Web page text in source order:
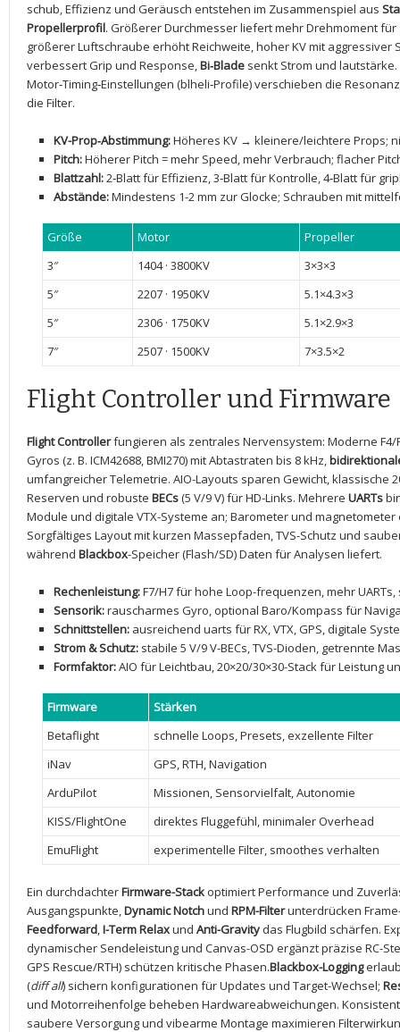
schub, Effizienz und Geräusch entstehen im ⁢Zusammenspiel aus
Propellerprofil. ⁤Größerer Durchmesser liefert mehr Drehmoment
größerer Luftschraube erhöht Reichweite, hoher KV mit aggressiver
verbessert Grip und Response,Bi‑Blade senkt Strom und
‌Motor‑Timing‑Einstellungen ⁣(blheli‑Profile) verschieben die
die Filter.
KV-Prop‑Abstimmung:Höheres KV →⁣ kleinere/leichtere Props;
Pitch:Höherer Pitch =⁣ mehr Speed, mehr Verbrauch; flacher
Blattzahl:2‑Blatt für Effizienz, 3‑Blatt für Kontrolle, 4‑Blatt für
Abstände:⁢Mindestens 1-2 mm ⁣zur Glocke; Schrauben mit
Größe Motor
Propeller
3″
1404 · 3800KV
3×3×3
5″
2207 · 1950KV
5.1×4.3×3
5″
2306 · 1750KV
5.1×2.9×3
7″
2507 ‍· 1500KV 7×3.5×2
Flight Controller und Firmware
Flight Controllerfungieren als zentrales Nervensystem: Moderne
Gyros (z. B. ICM42688, BMI270) mit Abtastraten bis ​8 kHz,
umfangreicher ‍Telemetrie. AIO-Layouts sparen Gewicht, klassische
Reserven und robuste BECs(5 V/9 ‌V)⁢ für HD-Links. Mehrere UARTs
Module und digitale ‌VTX-Systeme an; Barometer und
Sorgfältiges Layout mit kurzen Massepfaden, TVS-Schutz‌ und
während Blackbox-Speicher (Flash/SD) Daten für Analysen liefert.
Rechenleistung:F7/H7 für ‌hohe Loop-frequenzen, mehr
Sensorik:rauscharmes Gyro, optional Baro/Kompass für
Schnittstellen: ausreichend uarts für RX, VTX, GPS, digitale
Strom & Schutz: stabile 5 V/9 V-BECs, TVS-Dioden, getrennte
Formfaktor:AIO für ​Leichtbau, 20×20/30×30-Stack für Leistung
Firmware
Stärken
Betaflight
schnelle‌ Loops, Presets, exzellente Filter
iNav
GPS, RTH, Navigation
ArduPilot
Missionen, Sensorvielfalt, Autonomie
KISS/FlightOne
direktes Fluggefühl, minimaler Overhead
EmuFlight
experimentelle Filter, ⁤smoothes verhalten
Ein durchdachterFirmware-Stack optimiert Performance und
Ausgangspunkte,Dynamic ‌Notchund RPM-Filterunterdrücken
Feedforward,I-Term Relaxund Anti-Gravity das⁤ Flugbild schärfen.
dynamischer Sendeleistung und⁤ Canvas-OSD ergänzt präzise RC-
GPS Rescue/RTH) ‌schützen kritische Phasen.Blackbox-Logging
(diff all) sichern konfigurationen für Updates und Target-Wechsel;
und Motorreihenfolge beheben Hardwareabweichungen.
saubere Versorgung und vibearme Montage maximieren